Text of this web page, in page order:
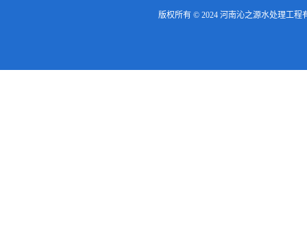
版权所有 © 2024 河南沁之源水处理工